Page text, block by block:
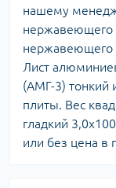
нашему
нержавеющего
нержавеющего
Лист
(АМГ-3) тонкий
плиты. Вес
гладкий
или без цена в